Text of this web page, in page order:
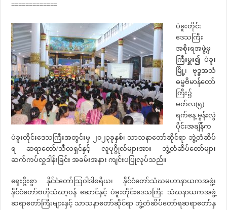
=============
ပဲခူးတိုင်း
ဒေသကြီး
အစိုးရအဖွဲ့မှ
ကြီးမှူး၍ ပဲခူး
မြို့၊ ဗုဒ္ဓအသံ
ဓမ္မဗိမာန်‌တော်
ကြီး၌
မတ်လ(၅)
ရက်နေ့ မွန်းလွဲ
ပိုင်းအချိန်က
ပဲခူးတိုင်းဒေသကြီးအတွင်းမှ ၂၀၂၃ခုနှစ်၊ သာသနာတော်ဆိုင်ရာ ဘွဲ့တံဆိပ်
ရ ဆရာတော်/သီလရှင်နှင့် လူပုဂ္ဂိုလ်များအား ဘွဲ့တံဆိပ်တော်များ
ဆက်ကပ်လှူဒါန်းခြင်း အခမ်းအနား ကျင်းပပြုလုပ်သည်။
ရှေးဦးစွာ နိုင်ငံတော်ဩဝါဒါစရိယ၊ နိုင်ငံတော်သံဃမဟာနာယကအဖွဲ့၊
နိုင်ငံတော်ဗဟိုသံဃာ့ဝန် ဆောင်နှင့် ပဲခူးတိုင်းဒေသကြီး သံဃနာယကအဖွဲ့
ဆရာတော်ကြီးများနှင့် သာသနာတော်ဆိုင်ရာ ဘွဲ့တံဆိပ်တော်ရဆရာတော်နှ